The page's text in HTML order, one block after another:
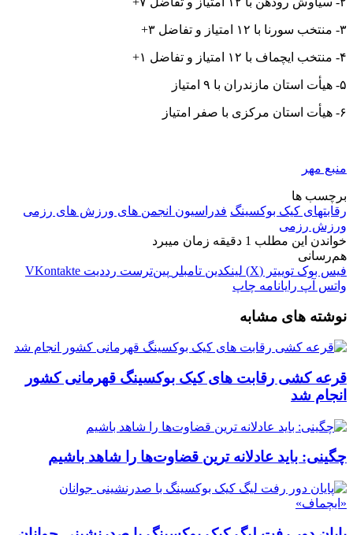
۳- منتخب سورنا با ۱۲ امتیاز و تفاضل ۳+
۴- منتخب ایچماف با ۱۲ امتیاز و تفاضل ۱+
۵- هیأت استان مازندران با ۹ امتیاز
۶- هیأت استان مرکزی با صفر امتیاز
منبع مهر
برچسب ها
رقابتهای کیک بوکسینگ فدراسیون انجمن های ورزش های رزمی
ورزش رزمی
خواندن این مطلب 1 دقیقه زمان میبرد
هم‌رسانی
فیس بوک توییتر (X) لینکدین ‫تامبلر ‫پین‌ترست ‫رددیت ‫VKontakte
واتس آپ رایانامه چاپ
نوشته های مشابه
قرعه کشی رقابت های کیک بوکسینگ قهرمانی کشور
انجام شد
چگینی: باید عادلانه ترین قضاوت‌ها را شاهد باشیم